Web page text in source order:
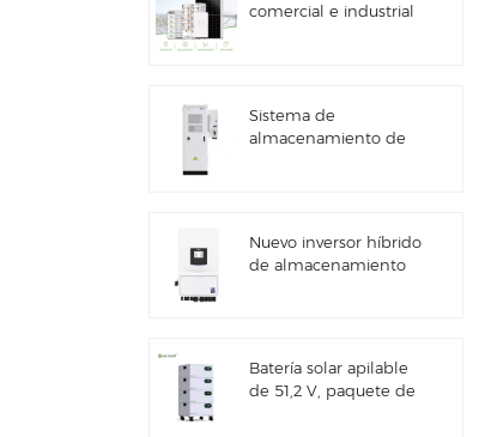
comercial e industrial
Sistema de
almacenamiento de
gabinete para baterías
de litio de 60 kWh,
Nuevo inversor híbrido
de almacenamiento
Batería solar apilable
de 51,2 V, paquete de